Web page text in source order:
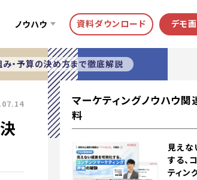
ノウハウ 資料ダウンロード デモ
み・予算の決め方まで徹底解説
マーケティングノウハウ関
料
見えな
する、
ティン